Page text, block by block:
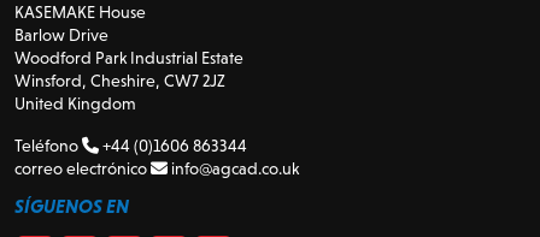
KASEMAKE House
Barlow Drive
Woodford Park Industrial Estate
Winsford, Cheshire, CW7 2JZ
United Kingdom
Teléfono
+44 (0)1606 863344
correo electrónico
info@agcad.co.uk
SÍGUENOS EN